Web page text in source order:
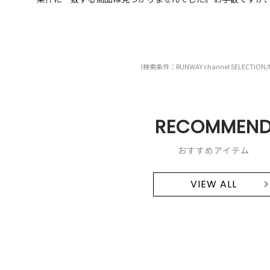
（検索条件：RUNWAY channel
おすすめアイテム
VIEW ALL